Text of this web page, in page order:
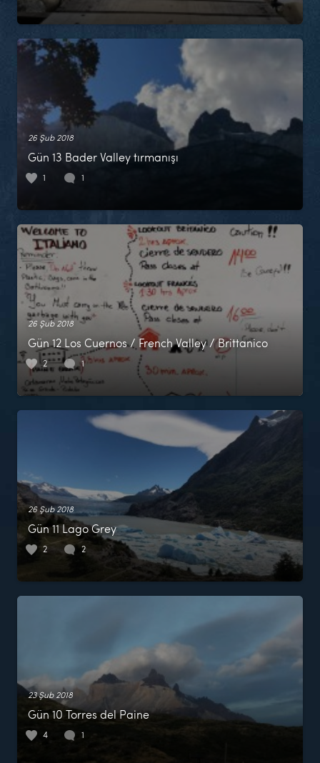
26 Şub 2018
Gün 13 Bader Valley tırmanışı
1 1
26 Şub 2018
Gün 12 Los Cuernos / French Valley / Brittanico
2 1
26 Şub 2018
Gün 11 Lago Grey
2 2
23 Şub 2018
Gün 10 Torres del Paine
4 1